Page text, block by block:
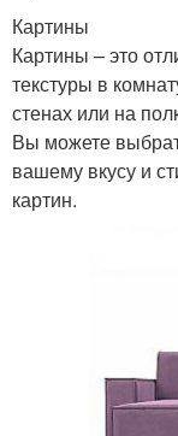
Картины
Картины – это
текстуры в
стенах или на
Вы можете
вашему вкусу и
картин.